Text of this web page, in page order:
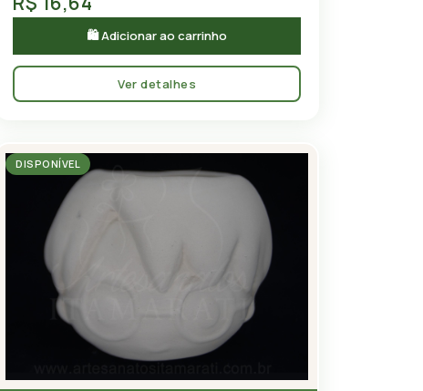
🛍 Adicionar ao carrinho
Ver detalhes
DISPONÍVEL